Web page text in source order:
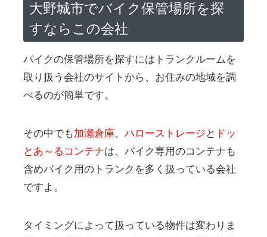
大野城市でバイク保管場所を探
すならこの会社
バイクの保管場所を探すにはトランクルームを
取り扱う会社のサイトから、お住みの地域を調
べるのが簡単です。
その中でも加瀬倉庫、 ハローストレージ と ドッ
とあ～るコンテナは、バイク専用のコンテナも
含めバイク用のトランクを多く扱っている会社
ですよ。
タイミングによって扱っている物件は変わりま